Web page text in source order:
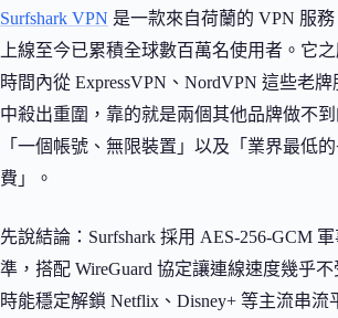
Surfshark VPN 是一款來自荷蘭的 VPN 服務
上線至今已累積全球數百萬名使用者。它
時間內從 ExpressVPN、NordVPN 這些老
中殺出重圍，靠的就是兩個其他品牌做不到
「一個帳號、無限裝置」以及「業界最低的
費」。
先說結論：Surfshark 採用 AES-256-GCM
準，搭配 WireGuard 協定讓連線速度幾乎不
時能穩定解鎖 Netflix、Disney+ 等主流串流